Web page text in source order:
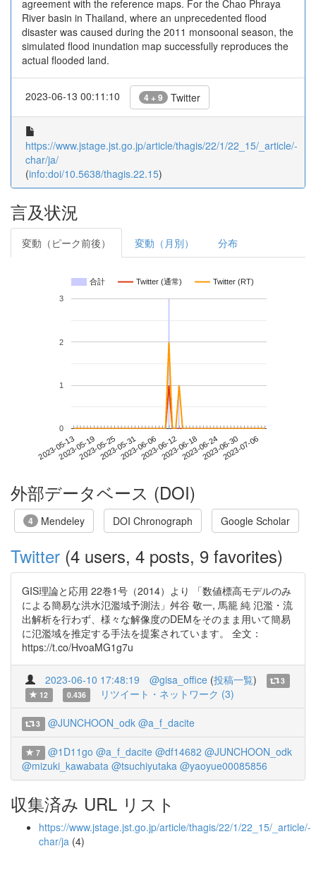
agreement with the reference maps. For the Chao Phraya
River basin in Thailand, where an unprecedented flood
disaster was caused during the 2011 monsoonal season, the
simulated flood inundation map successfully reproduces the
actual flooded land.
2023-06-13 00:11:10 4 + 9 Twitter
https://www.jstage.jst.go.jp/article/thagis/22/1/22_15/_article/-
char/ja/
(info:doi/10.5638/thagis.22.15)
言及状況
変動（ピーク前後） 変動（月別） 分布
合計 Twitter (通常) Twitter (RT)
2023-05-132023-05-192023-05-252023-05-312023-06-062023-06-122023-06-182023-06-242023-06-302023-07-06
0
1
2
3
外部データベース (DOI)
4 Mendeley DOI Chronograph Google Scholar
Twitter (4 users, 4 posts, 9 favorites)
GIS理論と応用 22巻1号（2014）より 「数値標高モデルのみ
による簡易な洪水氾濫域予測法」舛谷 敬一, 馬籠 純 氾濫・流
出解析を行わず、様々な解像度のDEMをそのまま用いて簡易
に氾濫域を推定する手法を提案されています。 全文：
https://t.co/HvoaMG1g7u
2023-06-10 17:48:19 @gisa_office (投稿一覧)
3
12
0.436 リツイート・ネットワーク (3)
3 @JUNCHOON_odk @a_f_dacite
7 @1D11go @a_f_dacite @df14682 @JUNCHOON_odk
@mizuki_kawabata @tsuchiyutaka @yaoyue00085856
収集済み URL リスト
https://www.jstage.jst.go.jp/article/thagis/22/1/22_15/_article/-
char/ja (4)